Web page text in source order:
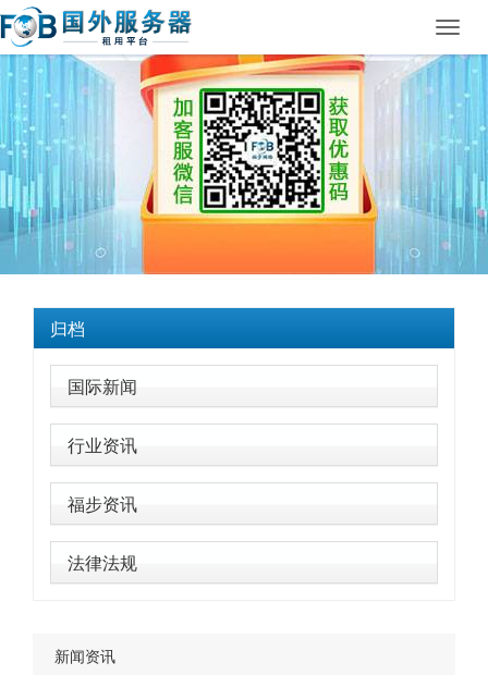
归档
国际新闻
行业资讯
福步资讯
法律法规
新闻资讯